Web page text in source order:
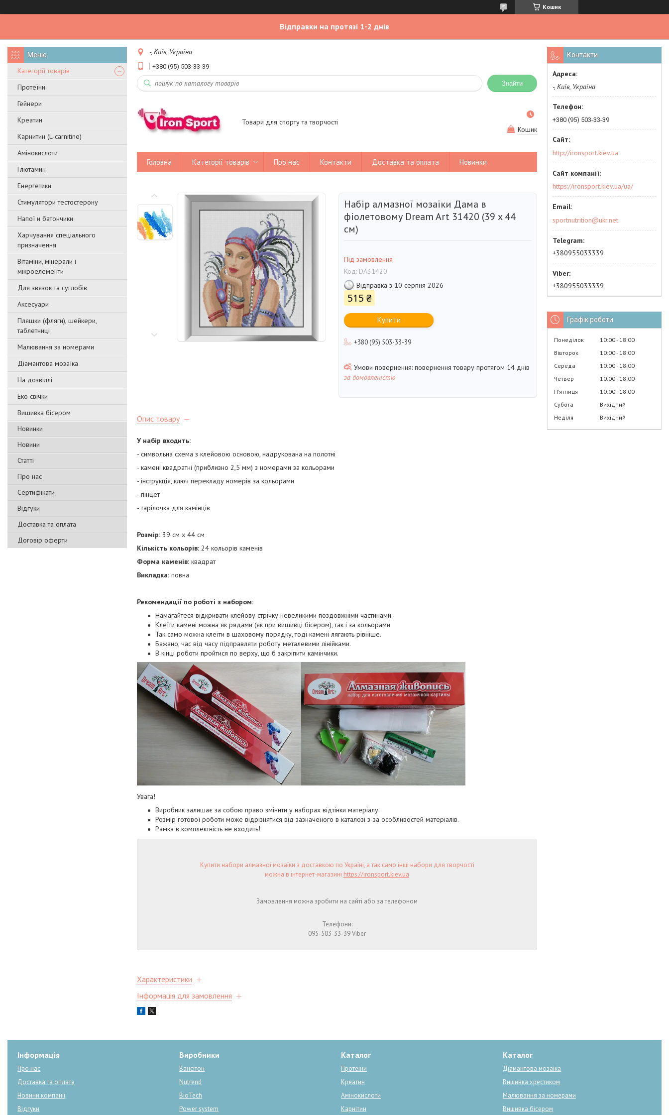
Кошик
Відправки на протязі 1-2 днів
Категорії товарів
Протеїни
Гейнери
Креатин
Карнитин (L-carnitine)
Амінокислоти
Глютамин
Енергетики
Стимулятори тестостерону
Напої и батончики
Харчування спеціального
призначення
Вітаміни, мінерали і
мікроелементи
Для звязок та суглобів
Аксесуари
Пляшки (фляги), шейкери,
таблетниці
Малювання за номерами
Діамантова мозаїка
На дозвіллі
Еко свічки
Вишивка бісером
Новинки
Новини
Статті
Про нас
Сертифікати
Відгуки
Доставка та оплата
Договір оферти
-, Київ, Україна
+380 (95) 503-33-39
Знайти
Товари для спорту та творчості
Кошик
Головна Категорії товарів Про нас Контакти Доставка та оплата Новинки
Набір алмазної мозаїки Дама в
фіолетовому Dream Art 31420 (39 x 44
см)
Під замовлення
Код: DA31420
Відправка з 10 серпня 2026
515 ₴
Купити
+380 (95) 503-33-39
повернення товару протягом 14 днів
за домовленістю
Опис товару
У набір входить:
- символьна схема з клейовою основою, надрукована на полотні
- камені квадратні (приблизно 2,5 мм) з номерами за кольорами
- інструкція, ключ перекладу номерів за кольорами
- пінцет
- тарілочка для камінців
Розмір: 39 см х 44 см
Кількість кольорів: 24 кольорів каменів
Форма каменів: квадрат
Викладка: повна
Рекомендації по роботі з набором:
Намагайтеся відкривати клейову стрічку невеликими поздовжніми частинами.
Клеїти камені можна як рядами (як при вишивці бісером), так і за кольорами
Так само можна клеїти в шаховому порядку, тоді камені лягають рівніше.
Бажано, час від часу підправляти роботу металевими лінійками.
В кінці роботи пройтися по верху, що б закріпити камінчики.
Увага!
Виробник залишає за собою право змінити у наборах відтінки матеріалу.
Розмір готової роботи може відрізнятися від зазначеного в каталозі з-за особливостей матеріалів.
Рамка в комплектність не входить!
Купити набори алмазної мозаїки з доставкою по Україні, а так само інші набори для творчості
можна в інтернет-магазині https://ironsport.kiev.ua
Замовлення можна зробити на сайті або за телефоном
Телефони:
095-503-33-39 Viber
Характеристики
Інформація для замовлення
Контакти
-, Київ, Україна
+380 (95) 503-33-39
http://ironsport.kiev.ua
https://ironsport.kiev.ua/ua/
sportnutrition@ukr.net
+380955033339
+380955033339
Графік роботи
Понеділок 10:00 18:00
Вівторок
10:00 18:00
Середа
10:00 18:00
Четвер
10:00 18:00
Пʼятниця
10:00 18:00
Субота
Вихідний
Неділя
Вихідний
Інформація
Про нас
Доставка та оплата
Новини компанії
Відгуки
Виробники
Вансітон
Nutrend
BioTech
Power system
Каталог
Протеїни
Креатин
Амінокислоти
Карнітин
Каталог
Діамантова мозаїка
Вишивка хрестиком
Малювання за номерами
Вишивка бісером